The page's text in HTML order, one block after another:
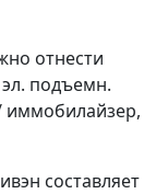
отнести
подъемн.
иммобилайзер,
составляет